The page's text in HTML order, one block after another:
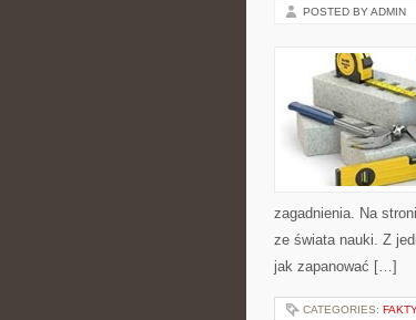
POSTED BY ADMIN
zagadnienia. Na
ze świata nauki. Z
jak zapanować […]
CATEGORIES: